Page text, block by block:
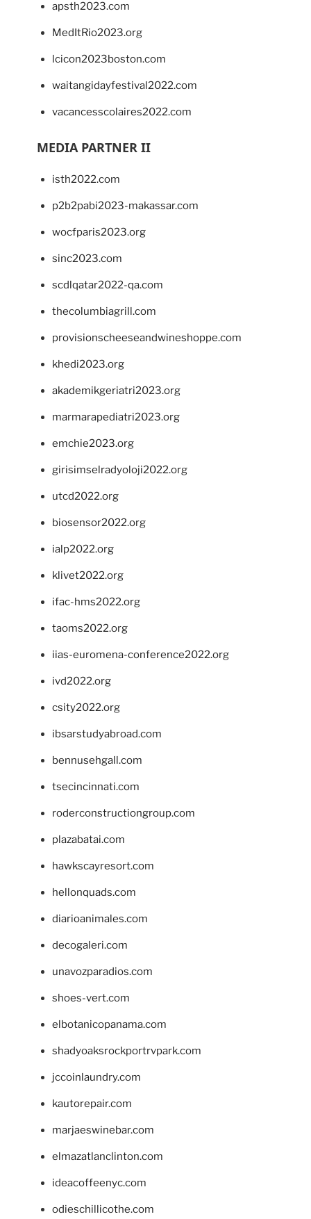
apsth2023.com
MedItRio2023.org
lcicon2023boston.com
waitangidayfestival2022.com
vacancesscolaires2022.com
MEDIA PARTNER II
isth2022.com
p2b2pabi2023-makassar.com
wocfparis2023.org
sinc2023.com
scdlqatar2022-qa.com
thecolumbiagrill.com
provisionscheeseandwineshoppe.com
khedi2023.org
akademikgeriatri2023.org
marmarapediatri2023.org
emchie2023.org
girisimselradyoloji2022.org
utcd2022.org
biosensor2022.org
ialp2022.org
klivet2022.org
ifac-hms2022.org
taoms2022.org
iias-euromena-conference2022.org
ivd2022.org
csity2022.org
ibsarstudyabroad.com
bennusehgall.com
tsecincinnati.com
roderconstructiongroup.com
plazabatai.com
hawkscayresort.com
hellonquads.com
diarioanimales.com
decogaleri.com
unavozparadios.com
shoes-vert.com
elbotanicopanama.com
shadyoaksrockportrvpark.com
jccoinlaundry.com
kautorepair.com
marjaeswinebar.com
elmazatlanclinton.com
ideacoffeenyc.com
odieschillicothe.com